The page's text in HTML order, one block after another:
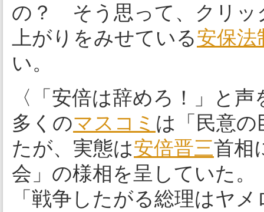
の？ そう思って、クリッ
上がりをみせている安保法
い。
〈「安倍は辞めろ！」と
多くのマスコミ は「民意
たが、実態は安倍晋三首相
会」の様相を呈していた。
「戦争したがる総理はヤ